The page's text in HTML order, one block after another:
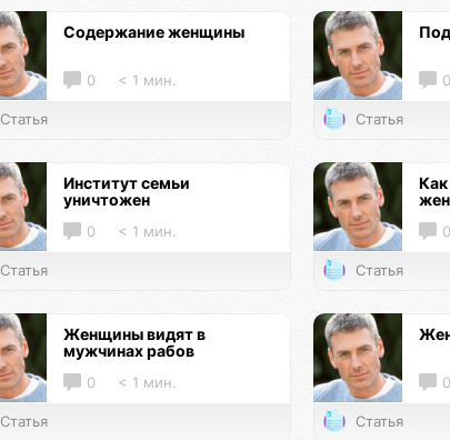
Содержание женщины
0 < 1 мин.
Статья
0
Статья
Институт семьи
уничтожен
0 < 1 мин.
Статья
Как
0
Статья
Женщины видят в
мужчинах рабов
0 < 1 мин.
Статья
0
Статья